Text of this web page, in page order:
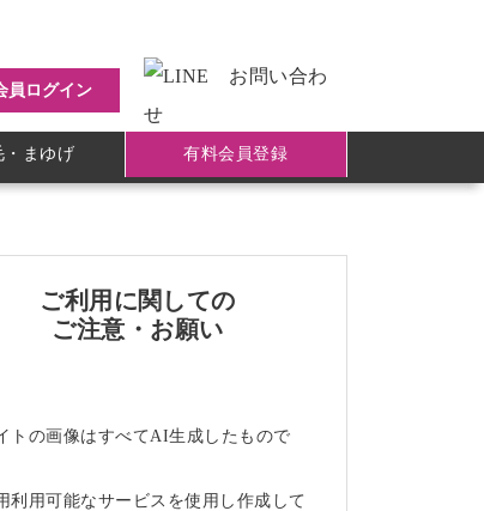
員ログイン
・まゆげ 有料会員登録
ご利用に関しての
ご注意・お願い
トの画像はすべてAI生成したもので
利用可能なサービスを使用し作成して